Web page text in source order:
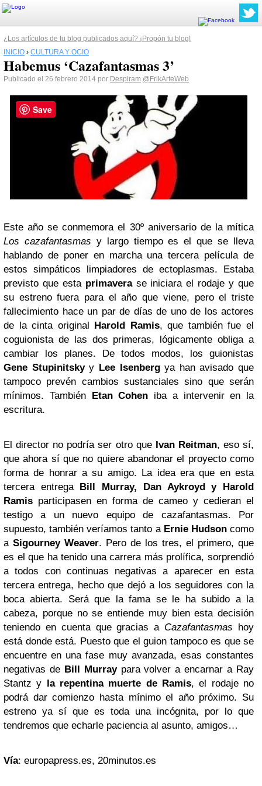
¿Los artículos de tu blog publicados aquí? ¡Propón tu blog!
INICIO › CULTURA Y OCIO
Habemus ‘Cazafantasmas 3’
Publicado el 26 febrero 2014 por Despiram @FrikArteWeb
Este año se conmemora el 30º aniversario de la mítica
Los cazafantasmas y largo tiempo es el que se lleva
hablando de poner en marcha una tercera película de
estos simpáticos limpiadores de ectoplasmas. Estaba
previsto que esta primaverase iniciara el rodaje y que
su estreno fuera para el año que viene, pero el triste
fallecimiento hace un par de días de uno de los actores
de la cinta original Harold Ramis, que también fue el
coguionista de las dos primeras, lógicamente obliga a
cambiar los planes. De todos modos, los guionistas
Gene Stupinitskyy LeeIsenbergya han avisado que
tampoco prevén cambios sustanciales sino que serán
mínimos. También Etan Cohen iba a intervenir en la
escritura.
El director no podría ser otro que Ivan Reitman, eso sí,
que ahora sí que no quiere abandonar el proyecto como
forma de honrar a su amigo. La idea era que en esta
tercera entrega Bill Murray, Dan Aykroydy
Harold
Ramis participasen en forma de cameo y cedieran el
testigo a un nuevo equipo de cazafantasmas. Por
supuesto, también veríamos tanto aErnie Hudsoncomo
a Sigourney Weaver. Pero de los tres, el primero, que
es el que ha tenido una carrera más prolífica, sorprendió
a todos con continuas negativas a aparecer en esta
tercera entrega, hecho que dejó a los seguidores con la
boca abierta. Será que la fama se le ha subido a la
cabeza, porque no se entiende muy bien esta decisión
teniendo en cuenta que gracias a Cazafantasmas hoy
está donde está. Puesto que el guion tampoco es que se
encuentre en una fase muy avanzada, esas constantes
negativas de Bill Murraypara volver a encarnar a Ray
Stantz y la repentina muerte de Ramis, el rodaje no
podrá dar comienzo hasta mínimo el año próximo. Su
estreno ya sí que es toda una incógnita, por lo que
tendremos que echarle paciencia al asunto, amigos…
Vía: europapress.es, 20minutos.es
Save